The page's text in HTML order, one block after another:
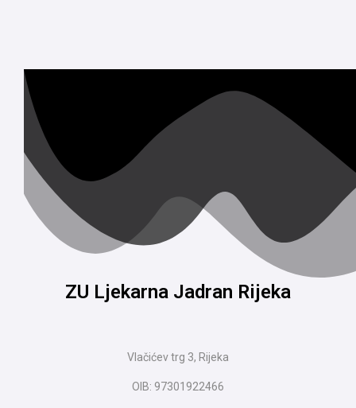
ZU Ljekarna Jadran Rijeka
Vlačićev trg 3, Rijeka
OIB: 97301922466